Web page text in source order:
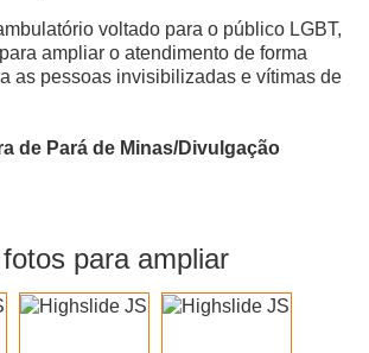
voltado para o público LGBT,
ampliar o atendimento de forma
as pessoas invisibilizadas e vítimas de
de Pará de Minas/Divulgação
para ampliar